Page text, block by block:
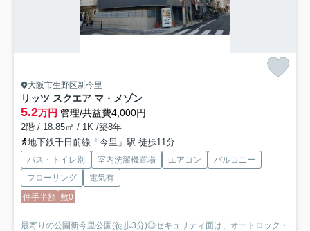
大阪市生野区新今里
リッツ スクエア マ・メゾン
5.2万円 管理/共益費4,000円
2階 / 18.85㎡ / 1K /築8年
地下鉄千日前線「今里」駅 徒歩11分
バス・トイレ別 室内洗濯機置場 エアコン
バルコニー
フローリング
電気有
仲手半額 敷0
最寄りの公園新今里公園(徒歩3分)◎セキュリティ面は、オートロック・